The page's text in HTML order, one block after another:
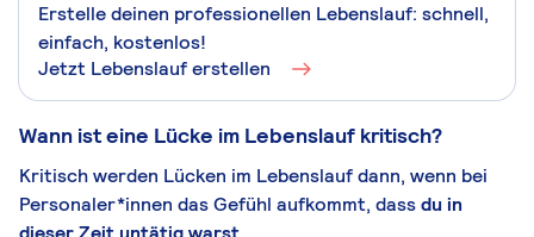
Erstelle deinen professionellen Lebenslauf: schnell,
einfach, kostenlos!
Jetzt Lebenslauf erstellen
Wann ist eine Lücke im Lebenslauf kritisch?
Kritisch werden Lücken im Lebenslauf dann, wenn bei
Personaler*innen das Gefühl aufkommt, dassdu in